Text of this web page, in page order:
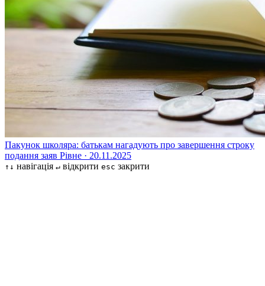
Пакунок школяра: батькам нагадують про завершення строку
подання заяв Рівне · 20.11.2025
↑↓ навігація ↵ відкрити esc закрити